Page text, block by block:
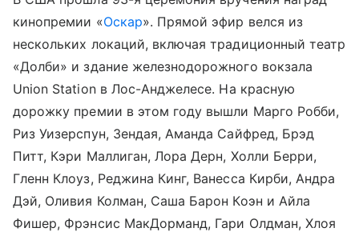
кинопремии «Оскар». Прямой эфир велся из
нескольких локаций, включая традиционный театр
«Долби» и здание железнодорожного вокзала
Union Station в Лос-Анджелесе. На красную
дорожку премии в этом году вышли Марго Робби,
Риз Уизерспун, Зендая, Аманда Сайфред, Брэд
Питт, Кэри Маллиган, Лора Дерн, Холли Берри,
Гленн Клоуз, Реджина Кинг, Ванесса Кирби, Андра
Дэй, Оливия Колман, Саша Барон Коэн и Айла
Фишер, Фрэнсис МакДорманд, Гари Олдман, Хлоя